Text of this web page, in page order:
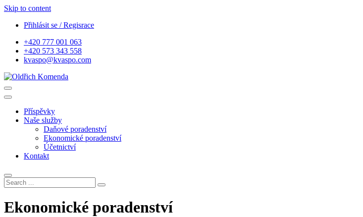
Skip to content
Přihlásit se / Regisrace
+420 777 001 063
+420 573 343 558
kvaspo@kvaspo.com
Oldřich Komenda
daňové a účetní poradenství
Příspěvky
Naše služby
Daňové poradenství
Ekonomické poradenství
Účetnictví
Kontakt
Ekonomické poradenství